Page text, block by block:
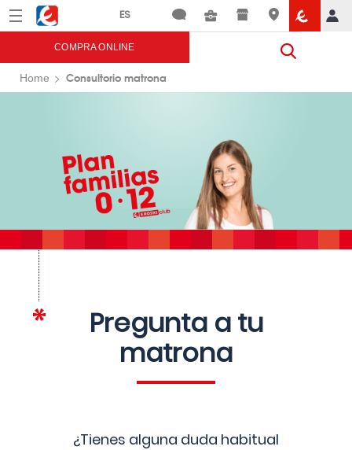
Menú Eroski
COMPRA ONLINE
Home Consultorio matrona
Pregunta a tu
matrona
¿Tienes alguna duda habitual